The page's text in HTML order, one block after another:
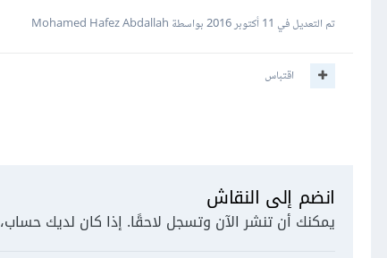
تم التعديل في 11 أكتوبر 2016 بواسطة Mohamed Hafez Abdallah
اقتباس
انضم إلى النقاش
يمكنك أن تنشر الآن وتسجل لاحقًا. إذا كان لديك حساب،